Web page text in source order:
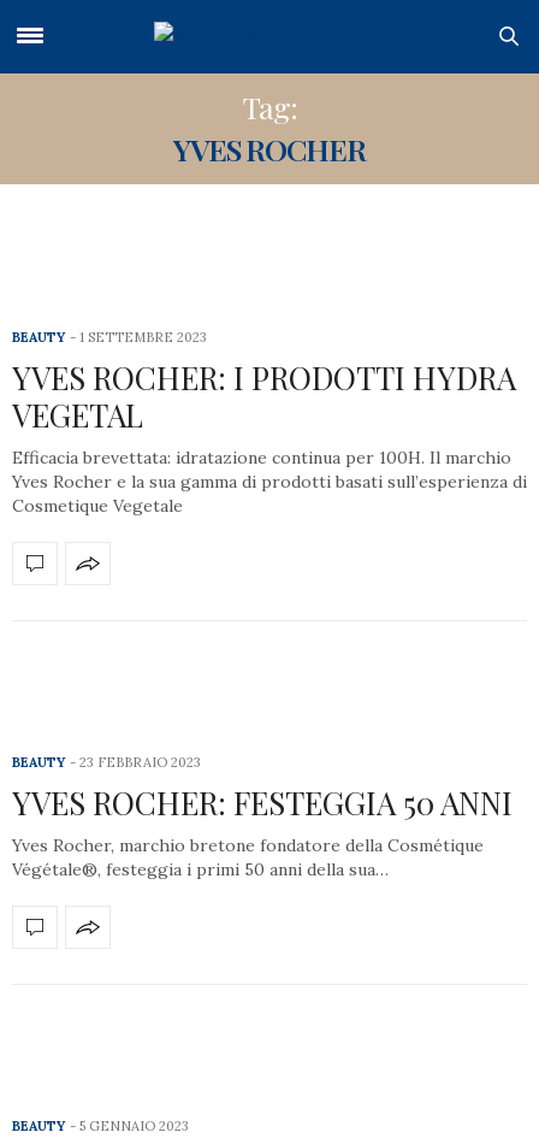
Tag:
YVES ROCHER
BEAUTY 1 SETTEMBRE 2023
YVES ROCHER: I PRODOTTI HYDRA
VEGETAL
Efficacia brevettata: idratazione continua per 100H. Il marchio
Yves Rocher e la sua gamma di prodotti basati sull’esperienza di
Cosmetique Vegetale
BEAUTY 23 FEBBRAIO 2023
YVES ROCHER: FESTEGGIA 50 ANNI
Yves Rocher, marchio bretone fondatore della Cosmétique
Végétale®, festeggia i primi 50 anni della sua…
BEAUTY 5 GENNAIO 2023